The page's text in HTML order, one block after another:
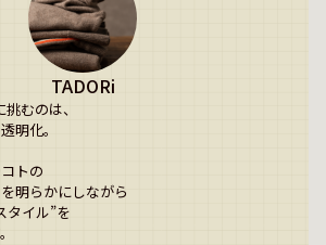
TADORi
挑むのは、
明化。
トの
明らかにしながら
タイル”を